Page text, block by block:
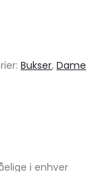
Bukser, Dame
i enhver